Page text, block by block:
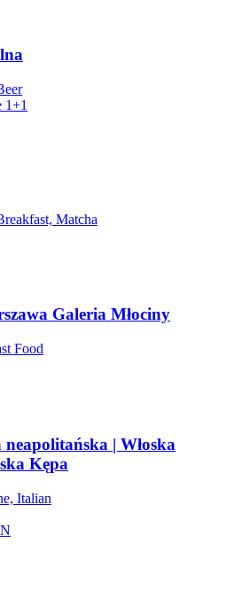
1+1
Matcha
Galeria Młociny
Food
neapolitańska | Włoska
Kępa
Italian